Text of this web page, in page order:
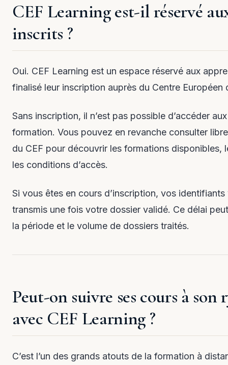
CEF Learning est-il réservé
inscrits ?
Oui. CEF Learning est un espace réservé aux
finalisé leur inscription auprès du Centre Européen
Sans inscription, il n’est pas possible d’accéder
formation. Vous pouvez en revanche consulter
du CEF pour découvrir les formations disponibles,
les conditions d’accès.
Si vous êtes en cours d’inscription, vos
transmis une fois votre dossier validé. Ce délai
la période et le volume de dossiers traités.
Peut-on suivre ses cours à son
avec CEF Learning ?
C’est l’un des grands atouts de la formation à